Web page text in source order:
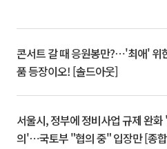
콘서트 갈 때 응원봉만?⋯'최애' 위
품 등장이오! [솔드아웃]
서울시, 정부에 정비사업 규제 완화
의'⋯국토부 "협의 중" 입장만 [종